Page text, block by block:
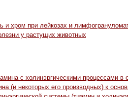
и хром при лейкозах и
у растущих животных
с холинэргическими процессами в
(и некоторых его производных) к